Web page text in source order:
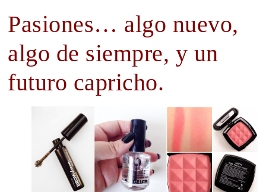
Pasiones… algo nuevo,
algo de siempre, y un
futuro capricho.